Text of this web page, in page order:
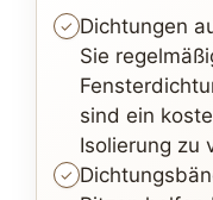
Dichtungen
Sie
sind ein
Isolierung zu